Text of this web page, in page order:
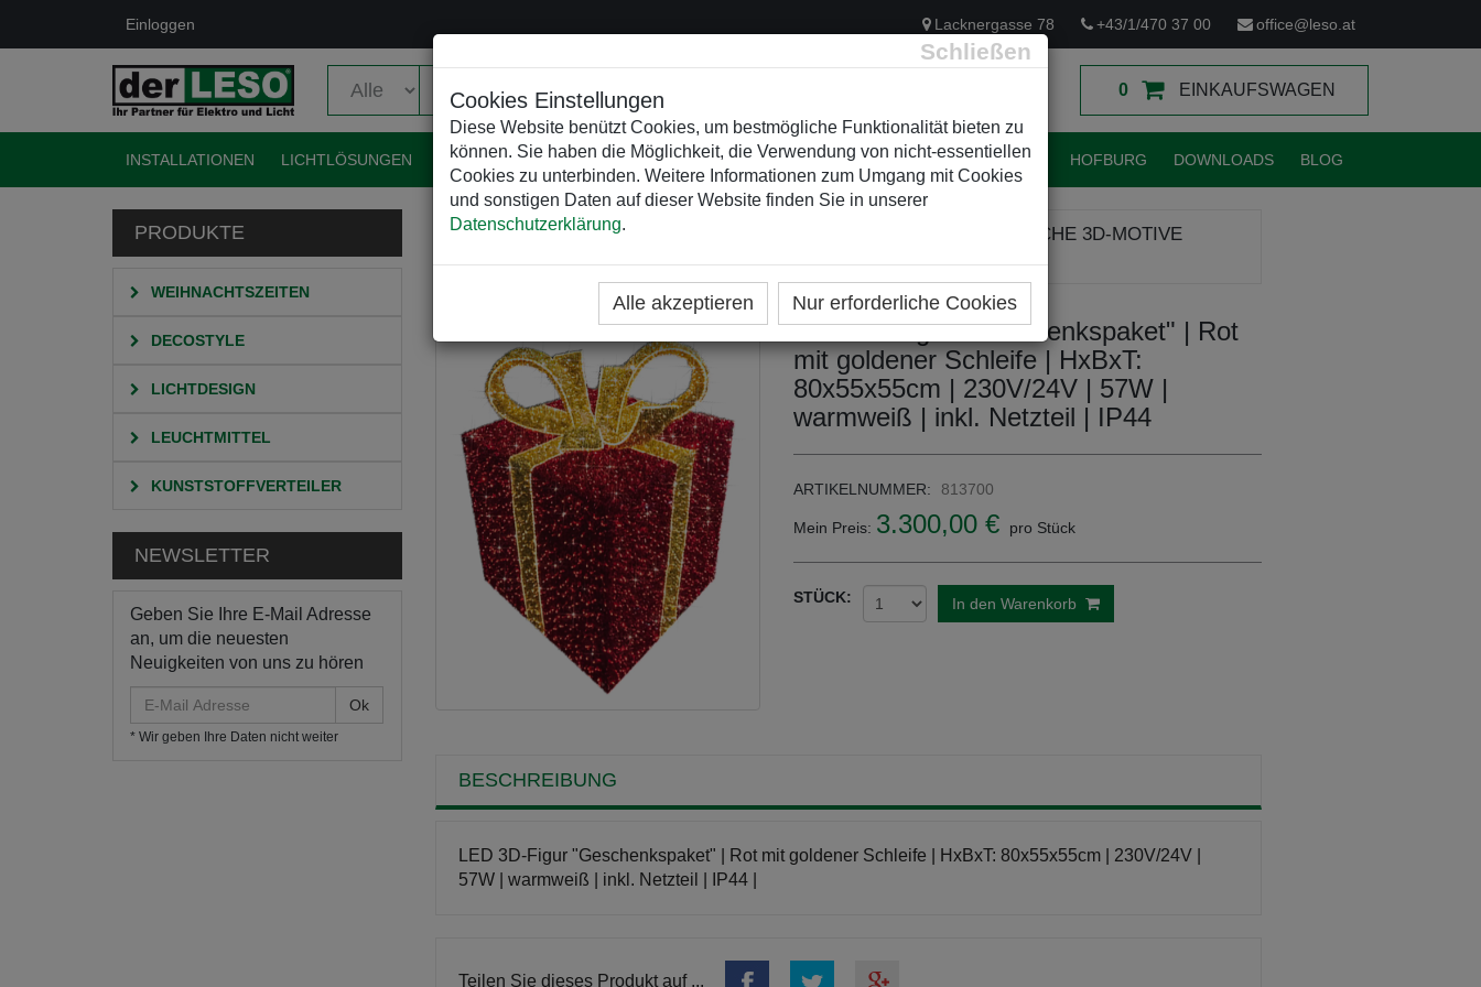
Schließen
Cookies Einstellungen
Diese Website benützt Cookies, um bestmögliche Funktionalität bieten zu
können. Sie haben die Möglichkeit, die Verwendung von nicht-essentiellen
Cookies zu unterbinden. Weitere Informationen zum Umgang mit Cookies
und sonstigen Daten auf dieser Website finden Sie in unserer
Datenschutzerklärung.
Alle akzeptieren Nur erforderliche Cookies
Einloggen Lacknergasse 78 +43/1/470 37 00 office@leso.at
0 EINKAUFSWAGEN
INSTALLATIONEN LICHTLÖSUNGEN EVENTELEKTRIK KUNSTSTOFFVERTEILER WEIHNACHTSBELEUCHTUNGEN HOFBURG DOWNLOADS BLOG
PRODUKTE
WEIHNACHTSZEITEN
DECOSTYLE
LICHTDESIGN
LEUCHTMITTEL
KUNSTSTOFFVERTEILER
NEWSLETTER
Geben Sie Ihre E-Mail Adresse
an, um die neuesten
Neuigkeiten von uns zu hören
Mail
Adresse
* Wir geben Ihre Daten nicht weiter
HOME KATEGORIEN
WEIHNACHTLICHE 3D-MOTIVE
WEIHNACHTLICHE STANDMOTIVE 3D
LED 3D-Figur "Geschenkspaket" | Rot
mit goldener Schleife | HxBxT:
80x55x55cm | 230V/24V | 57W |
warmweiß | inkl. Netzteil | IP44
ARTIKELNUMMER: 813700
Mein Preis: 3.300,00 € pro Stück
STÜCK: In den Warenkorb
BESCHREIBUNG
LED 3D-Figur "Geschenkspaket" | Rot mit goldener Schleife | HxBxT: 80x55x55cm | 230V/24V |
57W | warmweiß | inkl. Netzteil | IP44 |
Teilen Sie dieses Produkt auf ...